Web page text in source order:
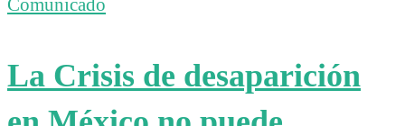
La Crisis de desaparición